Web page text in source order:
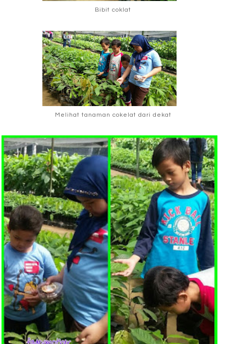
Bibit coklat
Melihat tanaman cokelat dari dekat